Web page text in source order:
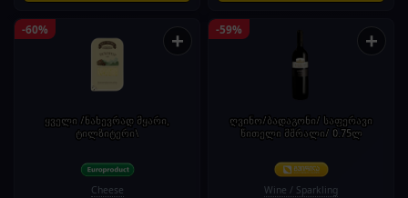
-60% +
ყველი /ნახევრად მყარი,
ტილზიტერი\
Cheese
-59% +
ღვინო/ბადაგონი/ საფერავი
წითელი მშრალი/ 0.75ლ
Wine / Sparkling